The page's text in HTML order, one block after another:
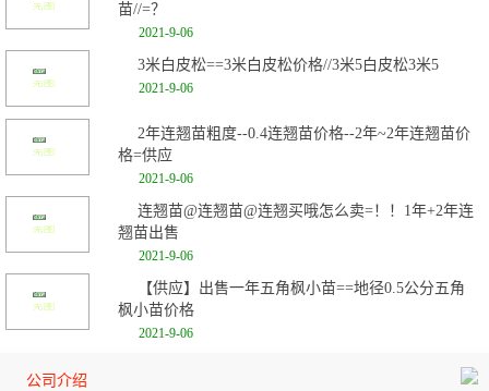
苗//=？
2021-9-06
3米白皮松==3米白皮松价格//3米5白皮松3米5
2021-9-06
2年连翘苗粗度--0.4连翘苗价格--2年~2年连翘苗价
格=供应
2021-9-06
连翘苗@连翘苗@连翘买哦怎么卖=！！1年+2年连
翘苗出售
2021-9-06
【供应】出售一年五角枫小苗==地径0.5公分五角
枫小苗价格
2021-9-06
公司介绍